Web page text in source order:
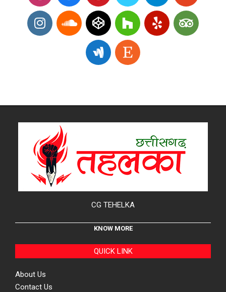
CG TEHELKA
KNOW MORE
QUICK LINK
About Us
Contact Us